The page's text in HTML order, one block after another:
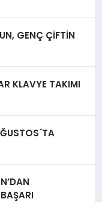
GENÇ ÇİFTİN
KLAVYE TAKIMI